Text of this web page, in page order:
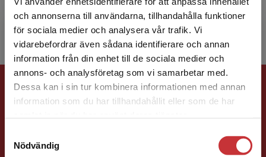
och annonserna till användarna, tillhandahålla funktioner
för sociala medier och analysera vår trafik. Vi
vidarebefordrar även sådana identifierare och annan
information från din enhet till de sociala medier och
annons- och analysföretag som vi samarbetar med.
Dessa kan i sin tur kombinera informationen med annan
information som du har tillhandahållit eller som de har
Nödvändig
Begränsad fraktregion
Det verkar som att du besöker
studentlitteratur.se via en enhet utanför Sverige.
Vi erbjuder inte leveranser utanför Sverige. För
att kunna slutföra ett köp måste
och till forsk...
Förlagskontakt